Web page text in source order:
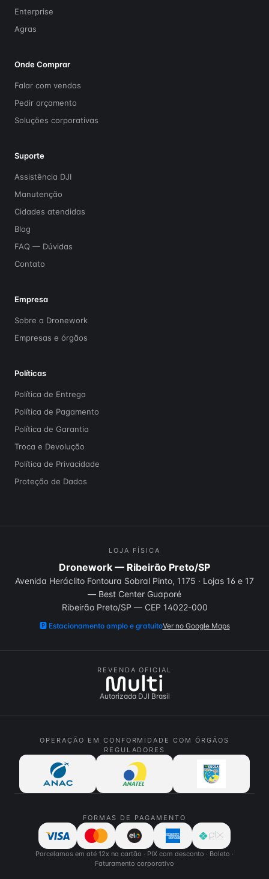
Enterprise
Agras
Onde Comprar
Falar com vendas
Pedir orçamento
Soluções corporativas
Suporte
Assistência DJI
Manutenção
Cidades atendidas
Blog
FAQ — Dúvidas
Contato
Empresa
Sobre a Dronework
Empresas e órgãos
Políticas
Política de Entrega
Política de Pagamento
Política de Garantia
Troca e Devolução
Política de Privacidade
Proteção de Dados
LOJA FÍSICA
Dronework — Ribeirão Preto/SP
Avenida Heráclito Fontoura Sobral Pinto, 1175 · Lojas 16 e 17
— Best Center Guaporé
Ribeirão Preto/SP — CEP 14022-000
🅿️ Estacionamento amplo e gratuitoVer no Google Maps
REVENDA OFICIAL
Autorizada DJI Brasil
OPERAÇÃO EM CONFORMIDADE COM ÓRGÃOS
REGULADORES
FORMAS DE PAGAMENTO
Parcelamos em até 12x no cartão · PIX com desconto · Boleto ·
Faturamento corporativo